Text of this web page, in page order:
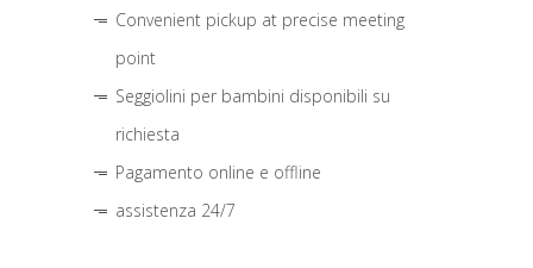
Convenient pickup at precise meeting
point
Seggiolini per bambini disponibili su
richiesta
Pagamento online e offline
assistenza 24/7